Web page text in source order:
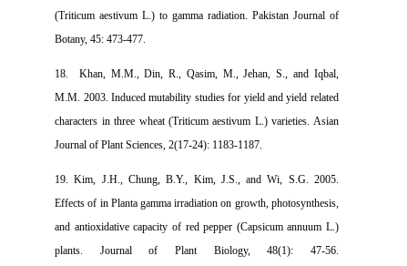
(Triticum aestivum L.) to gamma radiation. Pakistan Journal of
Botany, 45: 473-477.
18. Khan, M.M., Din, R., Qasim, M., Jehan, S., and Iqbal,
M.M. 2003. Induced mutability studies for yield and yield related
characters in three wheat (Triticum aestivum L.) varieties. Asian
Journal of Plant Sciences, 2(17-24): 1183-1187.
19. Kim, J.H., Chung, B.Y., Kim, J.S., and Wi, S.G. 2005.
Effects of in Planta gamma irradiation on growth, photosynthesis,
and antioxidative capacity of red pepper (Capsicum annuum L.)
plants. Journal of Plant Biology, 48(1): 47-56.